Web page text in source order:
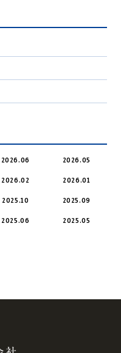
2026.06 2026.05
2026.02 2026.01
2025.10 2025.09
2025.06 2025.05